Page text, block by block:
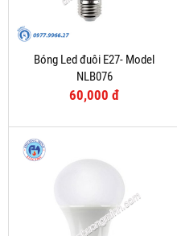
Bóng Led đuôi E27- Model
NLB076
60,000 đ